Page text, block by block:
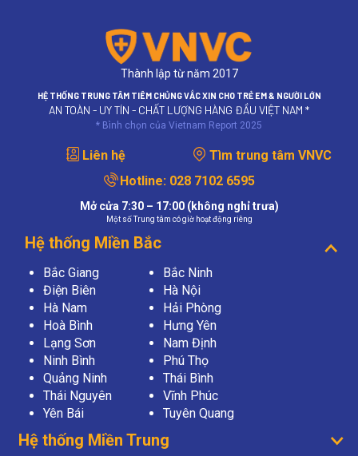
Thành lập từ năm 2017
HỆ THỐNG TRUNG TÂM TIÊM CHỦNG VẮC XIN CHO TRẺ EM & NGƯỜI LỚN
AN TOÀN - UY TÍN - CHẤT LƯỢNG HÀNG ĐẦU VIỆT NAM *
* Bình chọn của Vietnam Report 2025
Liên hệ
Tìm trung tâm VNVC
Hotline:028 7102 6595
Mở cửa 7:30 – 17:00 (không nghỉ trưa)
Một số Trung tâm có giờ hoạt động riêng
Hệ thống Miền Bắc
Bắc Giang
Bắc Ninh
Điện Biên
Hà Nội
Hà Nam
Hải Phòng
Hoà Bình
Hưng Yên
Lạng Sơn
Nam Định
Ninh Bình
Phú Thọ
Quảng Ninh
Thái Bình
Thái Nguyên
Vĩnh Phúc
Yên Bái
Tuyên Quang
Hệ thống Miền Trung